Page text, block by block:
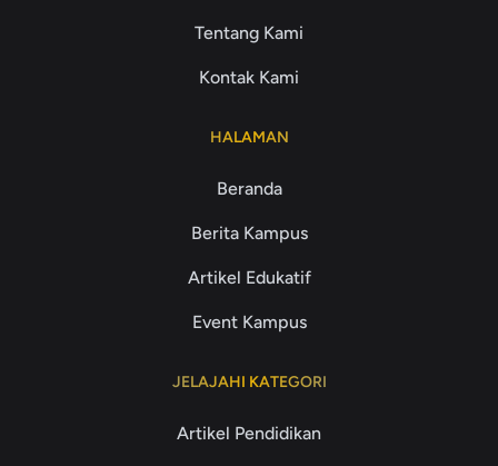
Tentang Kami
Kontak Kami
HALAMAN
Beranda
Berita Kampus
Artikel Edukatif
Event Kampus
JELAJAHI KATEGORI
Artikel Pendidikan